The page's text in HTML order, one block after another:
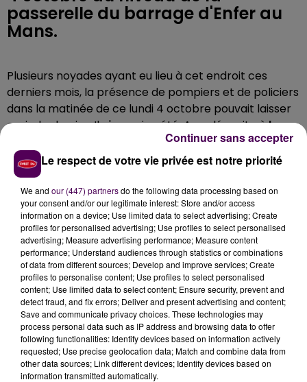
passerelle du barrage d'Enfer au
Mans.
Plusieurs noyades ayant eu lieu à cet endroit ces
derniers mois, la présence de pompiers et de policiers
dans la matinée de ce lundi 4 octobre pouvait laisser
craindre le pire. Il n'en a rien été. Appelés suite àla
découverte d'un canoë en plastique pris dans les
remous de la Sartheau niveau du barrage d'Enfer, au
Mans, les secouristes ont vite levé les doutes :
l'embarcation légère a été sortie de l'eau et, suite à
une inspection menée en barque dans le secteur -par
précaution, puisque personne n'avait été signalé
disparu-, aucune victime n'a été retrouvée.
Le respect de votre vie privée est notre priorité
We and our (447) partnersdo the following data processing based on
your consent and/or our legitimate interest: Store and/or access
information on a device; Use limited data to select advertising; Create
profiles for personalised advertising; Use profiles to select personalised
advertising; Measure advertising performance; Measure content
performance; Understand audiences through statistics or combinations
of data from different sources; Develop and improve services; Create
profiles to personalise content; Use profiles to select personalised
content; Use limited data to select content; Ensure security, prevent and
detect fraud, and fix errors; Deliver and present advertising and content;
Save and communicate privacy choices. These technologies may
process personal data such as IP address and browsing data to offer
following functionalities: Identify devices based on information actively
requested; Use precise geolocation data; Match and combine data from
other data sources; Link different devices; Identify devices based on
information transmitted automatically.
Continuer sans accepter